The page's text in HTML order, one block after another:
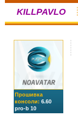
KILLPAVLO
Прошивка
консоли: 6.60
pro-b 10